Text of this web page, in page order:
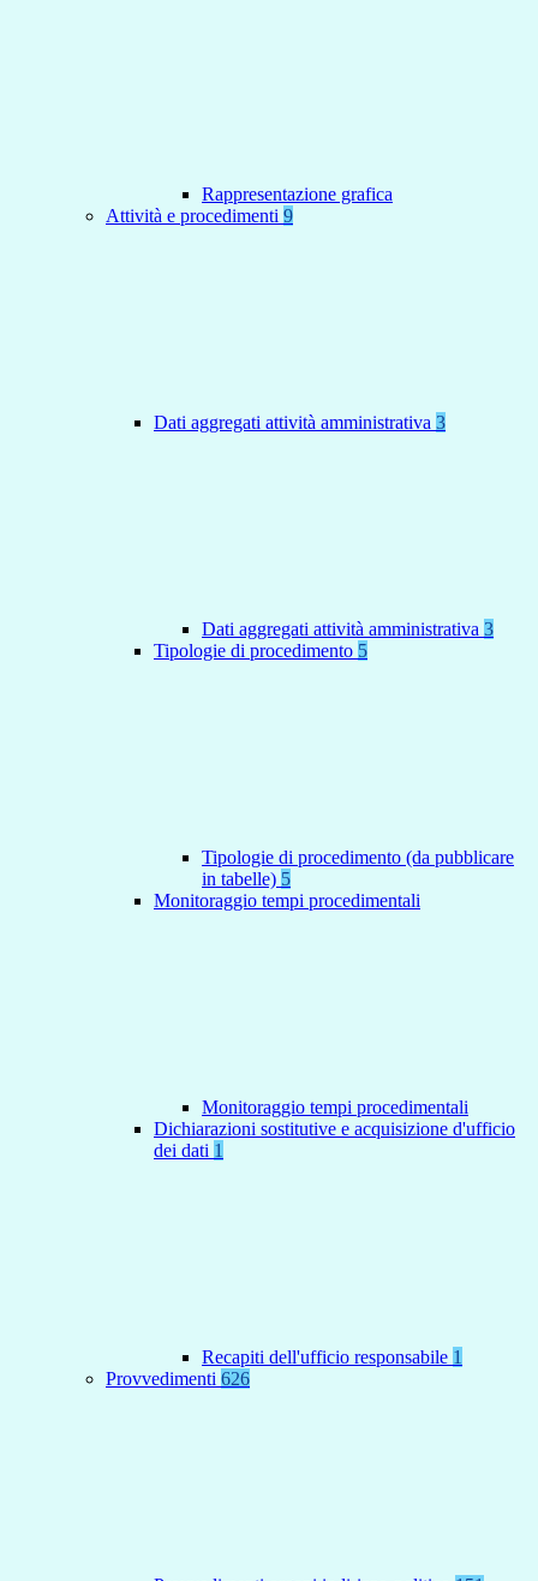
Rappresentazione grafica
Attività e procedimenti 9
Dati aggregati attività amministrativa 3
Dati aggregati attività amministrativa 3
Tipologie di procedimento 5
Tipologie di procedimento (da pubblicare
in tabelle) 5
Monitoraggio tempi procedimentali
Monitoraggio tempi procedimentali
Dichiarazioni sostitutive e acquisizione d'ufficio
dei dati 1
Recapiti dell'ufficio responsabile 1
Provvedimenti 626